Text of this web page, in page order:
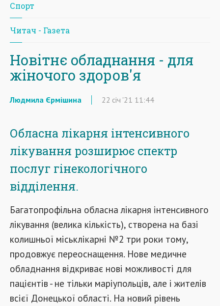
Спорт
Читач - Газета
Новітнє обладнання - для
жіночого здоров'я
Людмила Єрмішина 22 січ '21 11:44
Обласна лікарня інтенсивного
лікування розширює спектр
послуг гінекологічного
відділення.
Багатопрофільна обласна лікарня інтенсивного
лікування (велика кількість), створена на базі
колишньої міськлікарні №2 три роки тому,
продовжує переоснащення. Нове медичне
обладнання відкриває нові можливості для
пацієнтів - не тільки маріупольців, але і жителів
всієї Донецької області. На новий рівень